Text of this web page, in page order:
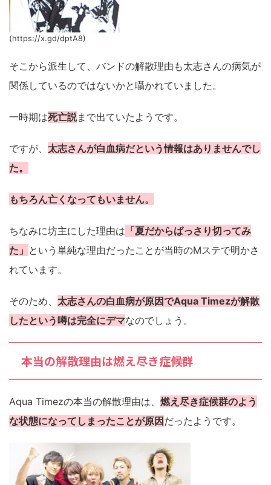
(https://x.gd/dptA8)
そこから派生して、バンドの解散理由も太志さんの病気が
関係しているのではないかと囁かれていました。
一時期は死亡説まで出ていたようです。
ですが、 太志さんが白血病だという情報はありませんでし
た。
もちろん亡くなってもいません。
ちなみに坊主にした理由は 「夏だからばっさり切ってみ
た」 という単純な理由だったことが当時のMステで明かさ
れています。
そのため、 太志さんの白血病が原因でAqua Timezが解散
したという噂は完全にデマなのでしょう。
本当の解散理由は燃え尽き症候群
Aqua Timezの本当の解散理由は、 燃え尽き症候群のよう
な状態になってしまったことが原因 だったようです。